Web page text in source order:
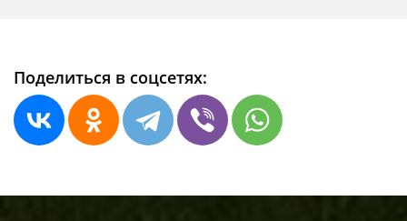
Поделиться в соцсетях: